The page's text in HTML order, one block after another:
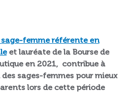
femme référente en
et lauréate de la Bourse de
en 2021, contribue à
sages-femmes pour mieux
lors de cette période